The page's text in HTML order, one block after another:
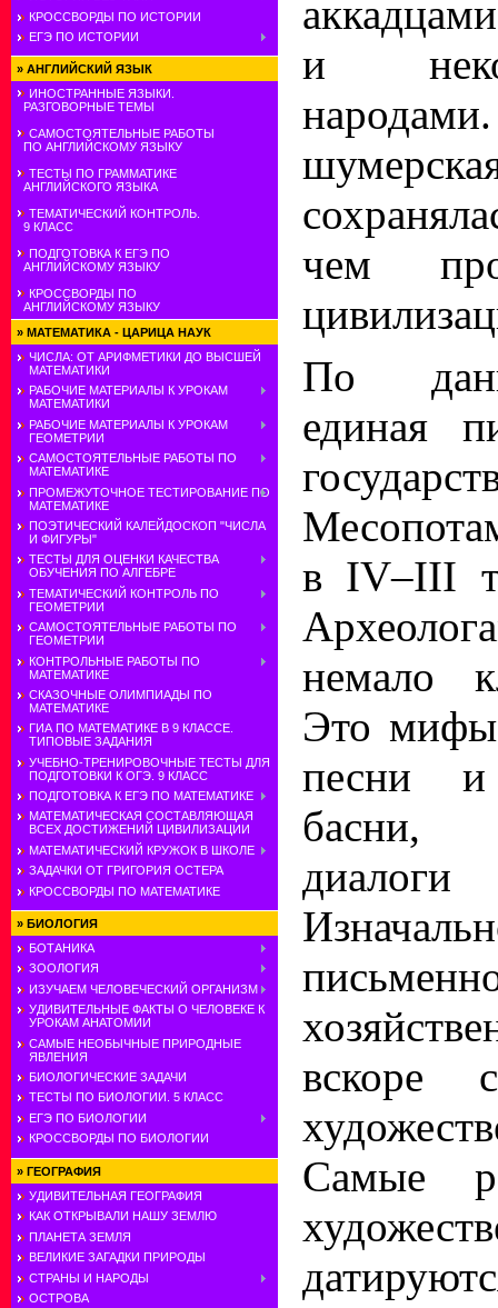
КРОССВОРДЫ ПО ИСТОРИИ
ЕГЭ ПО ИСТОРИИ
» АНГЛИЙСКИЙ ЯЗЫК
ИНОСТРАННЫЕ ЯЗЫКИ.
РАЗГОВОРНЫЕ ТЕМЫ
САМОСТОЯТЕЛЬНЫЕ РАБОТЫ
ПО АНГЛИЙСКОМУ ЯЗЫКУ
ТЕСТЫ ПО ГРАММАТИКЕ
АНГЛИЙСКОГО ЯЗЫКА
ТЕМАТИЧЕСКИЙ КОНТРОЛЬ.
9 КЛАСС
ПОДГОТОВКА К ЕГЭ ПО
АНГЛИЙСКОМУ ЯЗЫКУ
КРОССВОРДЫ ПО
АНГЛИЙСКОМУ ЯЗЫКУ
» МАТЕМАТИКА - ЦАРИЦА НАУК
ЧИСЛА: ОТ АРИФМЕТИКИ ДО ВЫСШЕЙ
МАТЕМАТИКИ
РАБОЧИЕ МАТЕРИАЛЫ К УРОКАМ
МАТЕМАТИКИ
РАБОЧИЕ МАТЕРИАЛЫ К УРОКАМ
ГЕОМЕТРИИ
САМОСТОЯТЕЛЬНЫЕ РАБОТЫ ПО
МАТЕМАТИКЕ
ПРОМЕЖУТОЧНОЕ ТЕСТИРОВАНИЕ ПО
МАТЕМАТИКЕ
ПОЭТИЧЕСКИЙ КАЛЕЙДОСКОП "ЧИСЛА
И ФИГУРЫ"
ТЕСТЫ ДЛЯ ОЦЕНКИ КАЧЕСТВА
ОБУЧЕНИЯ ПО АЛГЕБРЕ
ТЕМАТИЧЕСКИЙ КОНТРОЛЬ ПО
ГЕОМЕТРИИ
САМОСТОЯТЕЛЬНЫЕ РАБОТЫ ПО
ГЕОМЕТРИИ
КОНТРОЛЬНЫЕ РАБОТЫ ПО
МАТЕМАТИКЕ
СКАЗОЧНЫЕ ОЛИМПИАДЫ ПО
МАТЕМАТИКЕ
ГИА ПО МАТЕМАТИКЕ В 9 КЛАССЕ.
ТИПОВЫЕ ЗАДАНИЯ
УЧЕБНО-ТРЕНИРОВОЧНЫЕ ТЕСТЫ ДЛЯ
ПОДГОТОВКИ К ОГЭ. 9 КЛАСС
ПОДГОТОВКА К ЕГЭ ПО МАТЕМАТИКЕ
МАТЕМАТИЧЕСКАЯ СОСТАВЛЯЮЩАЯ
ВСЕХ ДОСТИЖЕНИЙ ЦИВИЛИЗАЦИИ
МАТЕМАТИЧЕСКИЙ КРУЖОК В ШКОЛЕ
ЗАДАЧКИ ОТ ГРИГОРИЯ ОСТЕРА
КРОССВОРДЫ ПО МАТЕМАТИКЕ
» БИОЛОГИЯ
БОТАНИКА
ЗООЛОГИЯ
ИЗУЧАЕМ ЧЕЛОВЕЧЕСКИЙ ОРГАНИЗМ
УДИВИТЕЛЬНЫЕ ФАКТЫ О ЧЕЛОВЕКЕ К
УРОКАМ АНАТОМИИ
САМЫЕ НЕОБЫЧНЫЕ ПРИРОДНЫЕ
ЯВЛЕНИЯ
БИОЛОГИЧЕСКИЕ ЗАДАЧИ
ТЕСТЫ ПО БИОЛОГИИ. 5 КЛАСС
ЕГЭ ПО БИОЛОГИИ
КРОССВОРДЫ ПО БИОЛОГИИ
» ГЕОГРАФИЯ
УДИВИТЕЛЬНАЯ ГЕОГРАФИЯ
КАК ОТКРЫВАЛИ НАШУ ЗЕМЛЮ
ПЛАНЕТА ЗЕМЛЯ
ВЕЛИКИЕ ЗАГАДКИ ПРИРОДЫ
СТРАНЫ И НАРОДЫ
ОСТРОВА
и
чем
По
единая
в IV–III
немало
Это
песни и
басни,
вскоре
Самые